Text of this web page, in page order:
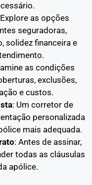
as opções
seguradoras,
solidez financeira e
as condições
exclusões,
e custos.
: Um corretor de
personalizada
mais adequada.
: Antes de assinar,
todas as cláusulas
apólice.